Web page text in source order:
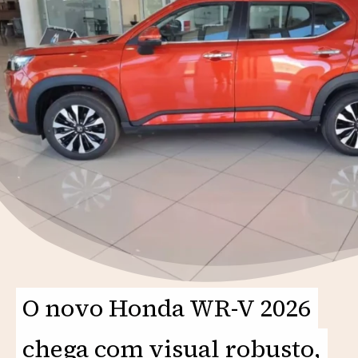
O novo Honda WR-V 2026
chega com visual robusto,
O novo Honda WR-V 2026
chega com visual robusto,